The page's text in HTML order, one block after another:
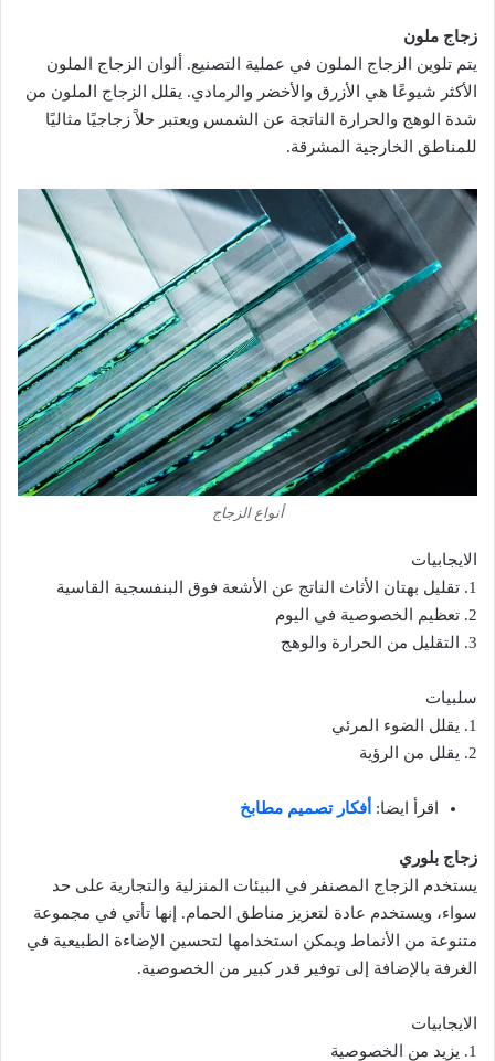
زجاج ملون
يتم تلوين الزجاج الملون في عملية التصنيع. ألوان الزجاج الملون
الأكثر شيوعًا هي الأزرق والأخضر والرمادي. يقلل الزجاج الملون من
شدة الوهج والحرارة الناتجة عن الشمس ويعتبر حلاً زجاجيًا مثاليًا
للمناطق الخارجية المشرقة.
أنواع الزجاج
الايجابيات
1. تقليل بهتان الأثاث الناتج عن الأشعة فوق البنفسجية القاسية
2. تعظيم الخصوصية في اليوم
3. التقليل من الحرارة والوهج
سلبيات
1. يقلل الضوء المرئي
2. يقلل من الرؤية
اقرأ ايضا: أفكار تصميم مطابخ
زجاج بلوري
يستخدم الزجاج المصنفر في البيئات المنزلية والتجارية على حد
سواء، ويستخدم عادة لتعزيز مناطق الحمام. إنها تأتي في مجموعة
متنوعة من الأنماط ويمكن استخدامها لتحسين الإضاءة الطبيعية في
الغرفة بالإضافة إلى توفير قدر كبير من الخصوصية.
الايجابيات
1. يزيد من الخصوصية